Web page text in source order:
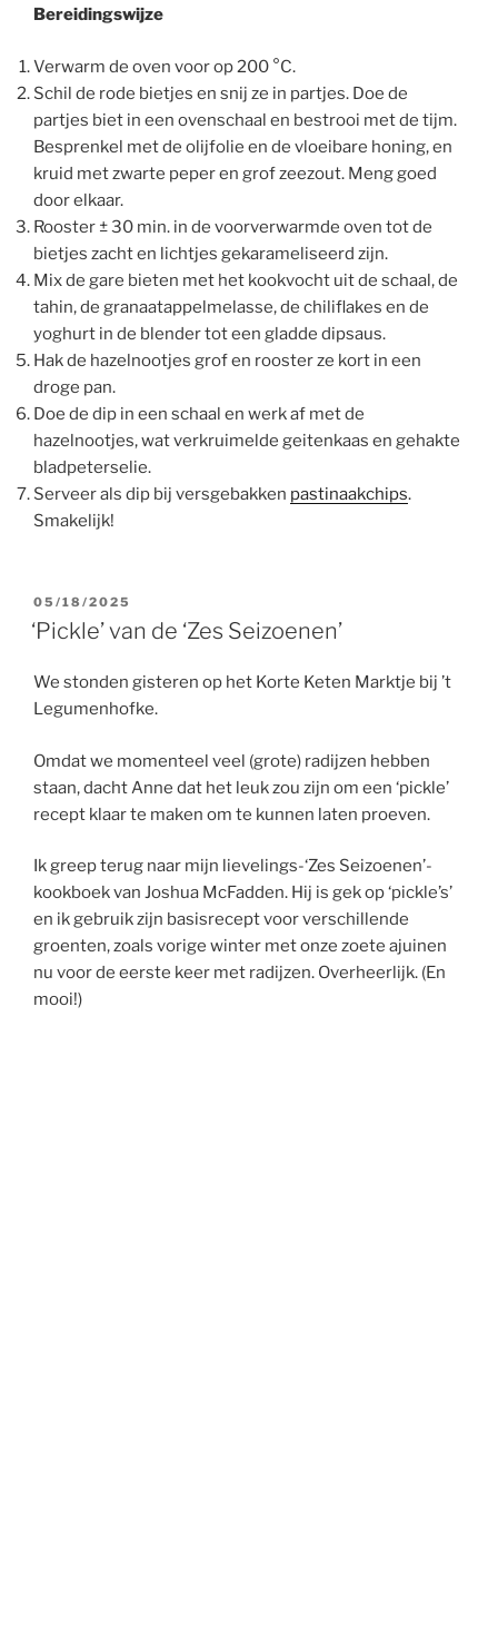
Bereidingswijze
Verwarm de oven voor op 200 °C.
Schil de rode bietjes en snij ze in partjes. Doe de
partjes biet in een ovenschaal en bestrooi met de tijm.
Besprenkel met de olijfolie en de vloeibare honing, en
kruid met zwarte peper en grof zeezout. Meng goed
door elkaar.
Rooster ± 30 min. in de voorverwarmde oven tot de
bietjes zacht en lichtjes gekarameliseerd zijn.
Mix de gare bieten met het kookvocht uit de schaal, de
tahin, de granaatappelmelasse, de chiliflakes en de
yoghurt in de blender tot een gladde dipsaus.
Hak de hazelnootjes grof en rooster ze kort in een
droge pan.
Doe de dip in een schaal en werk af met de
hazelnootjes, wat verkruimelde geitenkaas en gehakte
bladpeterselie.
Serveer als dip bij versgebakken pastinaakchips.
Smakelijk!
GEPLAATST
OP
05/18/2025
‘Pickle’ van de ‘Zes Seizoenen’
We stonden gisteren op het Korte Keten Marktje bij ’t
Legumenhofke.
Omdat we momenteel veel (grote) radijzen hebben
staan, dacht Anne dat het leuk zou zijn om een ‘pickle’
recept klaar te maken om te kunnen laten proeven.
Ik greep terug naar mijn lievelings-‘Zes Seizoenen’-
kookboek van Joshua McFadden. Hij is gek op ‘pickle’s’
en ik gebruik zijn basisrecept voor verschillende
groenten, zoals vorige winter met onze zoete ajuinen
nu voor de eerste keer met radijzen. Overheerlijk. (En
mooi!)